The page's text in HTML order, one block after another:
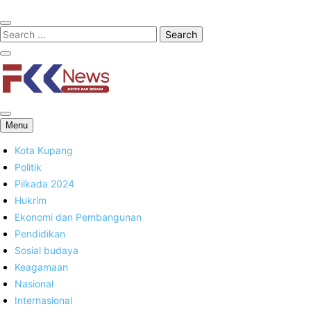
FKK News
Menu
Kota Kupang
Politik
Pilkada 2024
Hukrim
Ekonomi dan Pembangunan
Pendidikan
Sosial budaya
Keagamaan
Nasional
Internasional